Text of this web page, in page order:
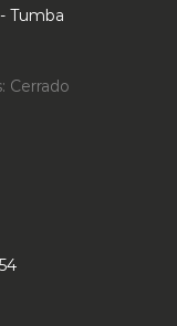
Tumba
Cerrado